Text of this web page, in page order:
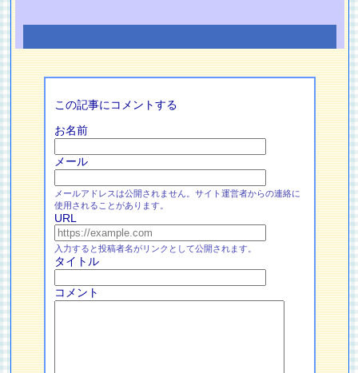
この記事にコメントする
お名前
メール
メールアドレスは公開されません。サイト運営者からの連絡に
使用されることがあります。
URL
入力すると投稿者名がリンクとして公開されます。
タイトル
コメント